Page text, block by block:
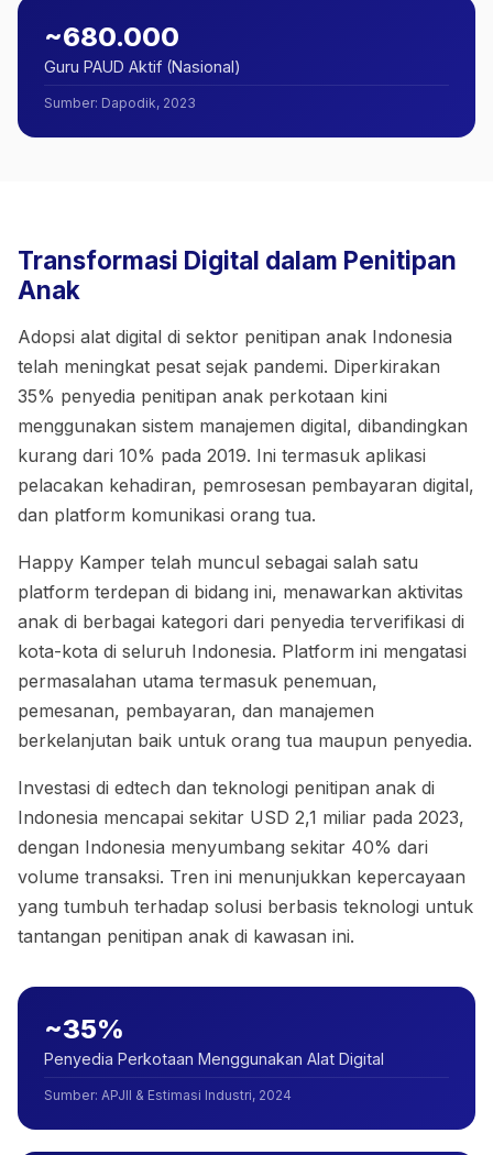
~680.000
Guru PAUD Aktif (Nasional)
Sumber: Dapodik, 2023
Transformasi Digital dalam Penitipan
Anak
Adopsi alat digital di sektor penitipan anak Indonesia
telah meningkat pesat sejak pandemi. Diperkirakan
35% penyedia penitipan anak perkotaan kini
menggunakan sistem manajemen digital, dibandingkan
kurang dari 10% pada 2019. Ini termasuk aplikasi
pelacakan kehadiran, pemrosesan pembayaran digital,
dan platform komunikasi orang tua.
Happy Kamper telah muncul sebagai salah satu
platform terdepan di bidang ini, menawarkan aktivitas
anak di berbagai kategori dari penyedia terverifikasi di
kota-kota di seluruh Indonesia. Platform ini mengatasi
permasalahan utama termasuk penemuan,
pemesanan, pembayaran, dan manajemen
berkelanjutan baik untuk orang tua maupun penyedia.
Investasi di edtech dan teknologi penitipan anak di
Indonesia mencapai sekitar USD 2,1 miliar pada 2023,
dengan Indonesia menyumbang sekitar 40% dari
volume transaksi. Tren ini menunjukkan kepercayaan
yang tumbuh terhadap solusi berbasis teknologi untuk
tantangan penitipan anak di kawasan ini.
~35%
Penyedia Perkotaan Menggunakan Alat Digital
Sumber: APJII & Estimasi Industri, 2024